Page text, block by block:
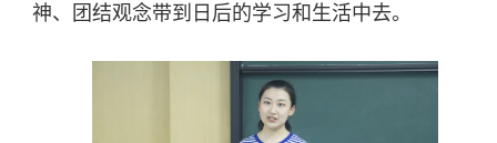
神、团结观念带到日后的学习和生活中去。